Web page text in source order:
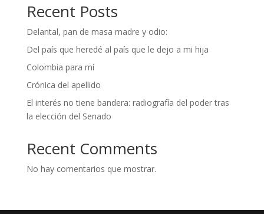
Recent Posts
Delantal, pan de masa madre y odio:
Del país que heredé al país que le dejo a mi hija
Colombia para mí
Crónica del apellido
El interés no tiene bandera: radiografía del poder tras
la elección del Senado
Recent Comments
No hay comentarios que mostrar.